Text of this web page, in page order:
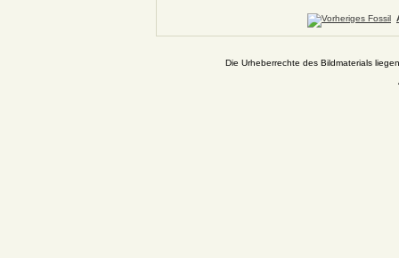
Die Urheberrechte des Bildmaterials